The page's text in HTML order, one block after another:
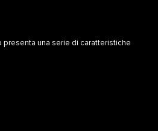
presenta una serie di caratteristiche